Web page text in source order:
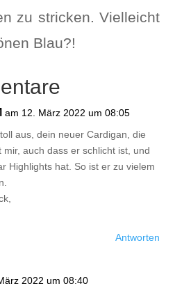
zu stricken. Vielleicht
Blau?!
am 12. März 2022 um 08:05
aus, dein neuer Cardigan, die
mir, auch dass er schlicht ist, und
Highlights hat. So ist er zu vielem
Antworten
2022 um 08:40